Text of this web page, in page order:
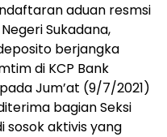
aduan resmsi
Sukadana,
berjangka
di KCP Bank
Jum’at (9/7/2021)
bagian Seksi
sosok aktivis yang